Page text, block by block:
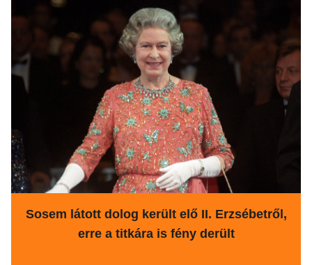
Sosem látott dolog került elő II. Erzsébetről,
erre a titkára is fény derült